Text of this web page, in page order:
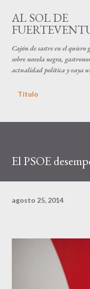
AL SOL DE
Cajón de sastre en el
sobre novela negra,
actualidad política y vaya
Título
El PSOE
agosto 25, 2014